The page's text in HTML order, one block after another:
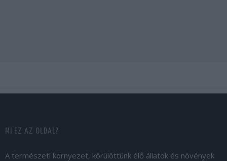
MI EZ AZ OLDAL?
A természeti környezet, körülöttünk élő állatok és növények